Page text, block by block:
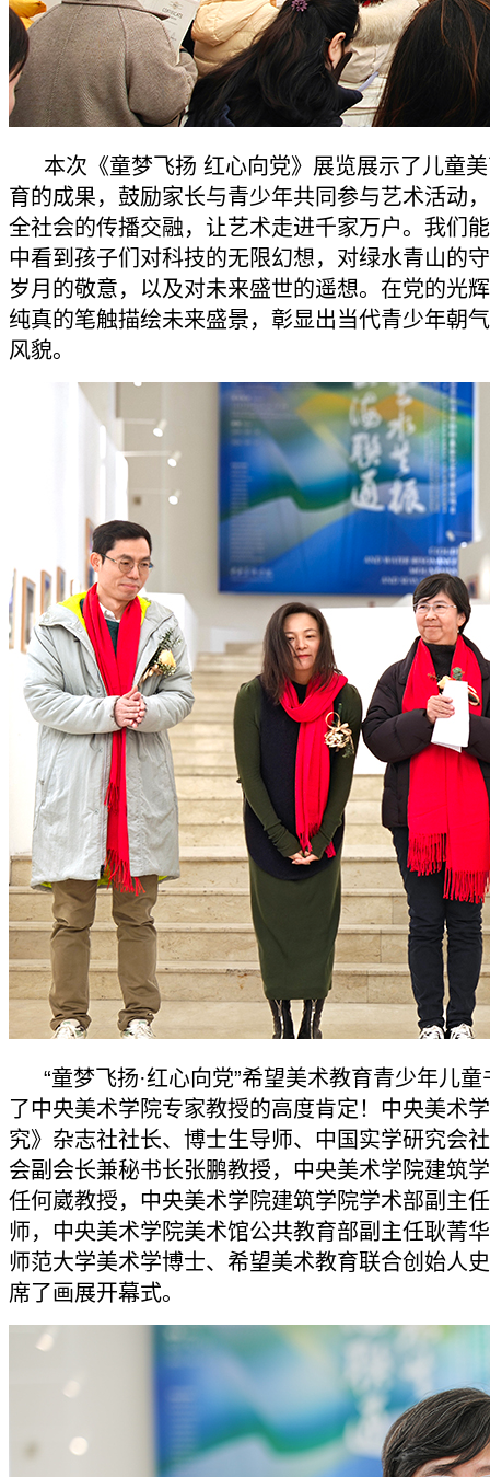
本次《童梦飞扬 红心向党》展览展示了儿童
育的成果，鼓励家长与青少年共同参与艺术活动
全社会的传播交融，让艺术走进千家万户。我们
中看到孩子们对科技的无限幻想，对绿水青山的
岁月的敬意，以及对未来盛世的遥想。在党的光
纯真的笔触描绘未来盛景，彰显出当代青少年朝
风貌。
“童梦飞扬·红心向党”希望美术教育青少年儿
了中央美术学院专家教授的高度肯定！中央美术
究》杂志社社长、博士生导师、中国实学研究会
会副会长兼秘书长张鹏教授，中央美术学院建筑
任何崴教授，中央美术学院建筑学院学术部副主
师，中央美术学院美术馆公共教育部副主任耿菁
师范大学美术学博士、希望美术教育联合创始人
席了画展开幕式。